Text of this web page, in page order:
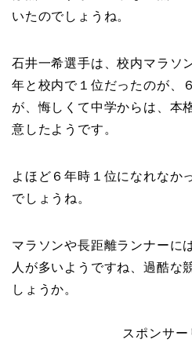
いたのでしょうね。
石井一希選手は、校内マラソ
年と校内で１位だったのが、
が、悔しくて中学からは、本
意したようです。
よほど６年時１位になれなか
でしょうね。
マラソンや長距離ランナーに
人が多いようですね、過酷な
しょうか。
スポンサー